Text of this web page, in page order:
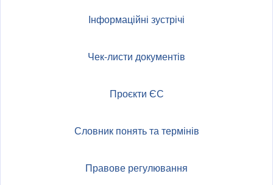
Інформаційні зустрічі
Чек-листи документів
Проєкти ЄС
Словник понять та термінів
Правове регулювання